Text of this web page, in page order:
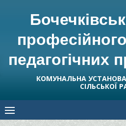
педагогічних
КОМУНАЛЬНА УСТАНОВА
СІЛЬСЬКОЇ